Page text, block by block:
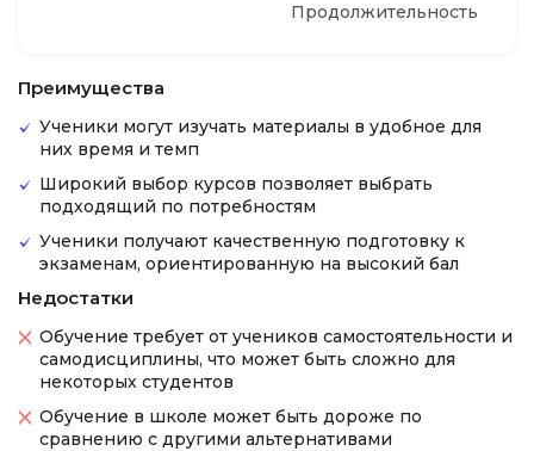
Продолжительность
Преимущества
Ученики могут изучать материалы в удобное для
них время и темп
Широкий выбор курсов позволяет выбрать
подходящий по потребностям
Ученики получают качественную подготовку к
экзаменам, ориентированную на высокий бал
Недостатки
Обучение требует от учеников самостоятельности и
самодисциплины, что может быть сложно для
некоторых студентов
Обучение в школе может быть дороже по
сравнению с другими альтернативами